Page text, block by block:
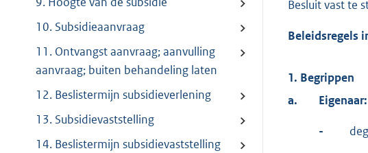
10. Subsidieaanvraag
11. Ontvangst aanvraag; aanvulling
aanvraag; buiten behandeling laten
12. Beslistermijn subsidieverlening
13. Subsidievaststelling
14. Beslistermijn subsidievaststelling
Besluit vast te
Beleidsregels
1. Begrippen
a.
Eigenaar:
-